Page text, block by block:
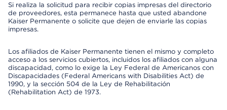
Si realiza la solicitud para recibir copias impresas del directorio
de proveedores, esta permanece hasta que usted abandone
Kaiser Permanente o solicite que dejen de enviarle las copias
impresas.
Los afiliados de Kaiser Permanente tienen el mismo y completo
acceso a los servicios cubiertos, incluidos los afiliados con alguna
discapacidad, como lo exige la Ley Federal de Americanos con
Discapacidades (Federal Americans with Disabilities Act) de
1990, y la sección 504 de la Ley de Rehabilitación
(Rehabilitation Act) de 1973.